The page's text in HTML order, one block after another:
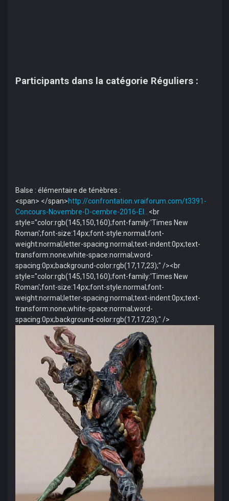
Participants dans la catégorie Réguliers :
Balse : élémentaire de ténèbres :
<span> </span>http://confrontation.vraiforum.com/t3391-
Concours-Novembre-D-cembre-2016-El… <br
style="color:rgb(145,150,160);font-family:'Times New
Roman';font-size:14px;font-style:normal;font-
weight:normal;letter-spacing:normal;text-indent:0px;text-
transform:none;white-space:normal;word-
spacing:0px;background-color:rgb(17,17,23);" /><br
style="color:rgb(145,150,160);font-family:'Times New
Roman';font-size:14px;font-style:normal;font-
weight:normal;letter-spacing:normal;text-indent:0px;text-
transform:none;white-space:normal;word-
spacing:0px;background-color:rgb(17,17,23);" />